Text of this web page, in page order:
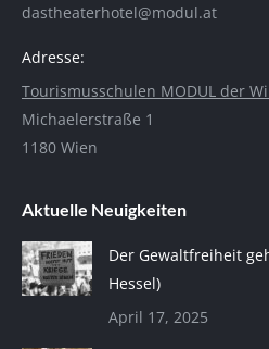
dastheaterhotel@modul.at
Adresse:
Tourismusschulen MODUL der
Michaelerstraße 1
1180 Wien
Aktuelle Neuigkeiten
Der Gewaltfreiheit
Hessel)
April 17, 2025